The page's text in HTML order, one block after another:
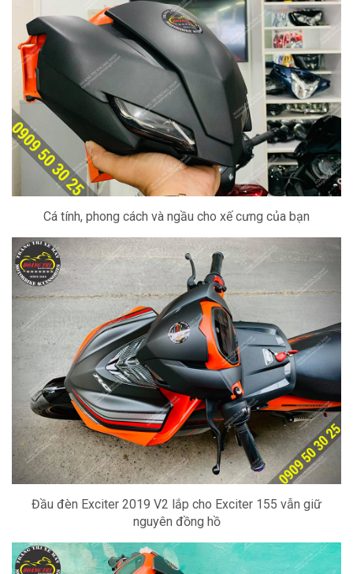
Cá tính, phong cách và ngầu cho xế cưng của bạn
Đầu đèn Exciter 2019 V2 lắp cho Exciter 155 vẫn giữ
nguyên đồng hồ